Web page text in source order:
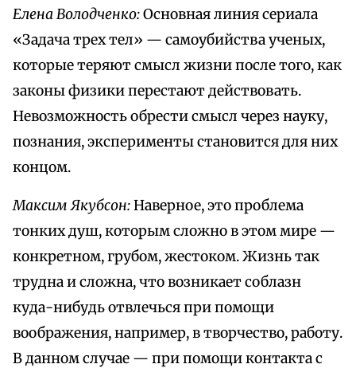
Елена Володченко:Основная линия сериала
«Задача трех тел» — самоубийства ученых,
которые теряют смысл жизни после того, как
законы физики перестают действовать.
Невозможность обрести смысл через науку,
познания, эксперименты становится для них
концом.
Максим Якубсон:Наверное, это проблема
тонких душ, которым сложно в этом мире —
конкретном, грубом, жестоком. Жизнь так
трудна и сложна, что возникает соблазн
куда-нибудь отвлечься при помощи
воображения, например, в творчество, работу.
В данном случае — при помощи контакта с